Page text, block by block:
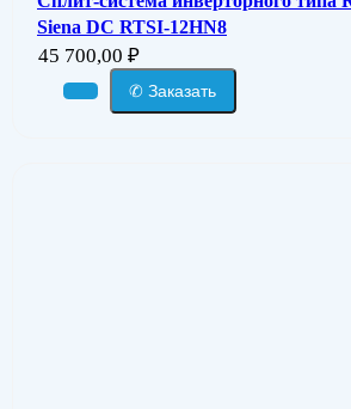
Siena DC RTSI-12HN8
45 700,00 ₽
✆ Заказать